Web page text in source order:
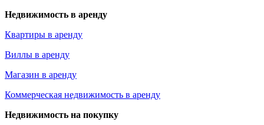
Недвижимость в аренду
Квартиры в аренду
Виллы в аренду
Магазин в аренду
Коммерческая недвижимость в аренду
Недвижимость на покупку